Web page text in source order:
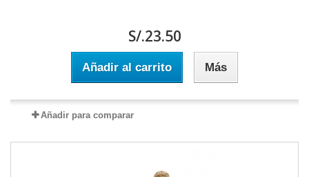
S/.23.50
Añadir al carrito Más
Añadir para comparar